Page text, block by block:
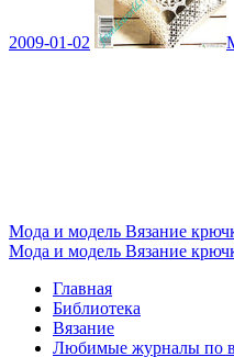
2009-01-02
Мода и модель Вязание
Мода и модель Вязание
Главная
Библиотека
Вязание
Любимые журналы по